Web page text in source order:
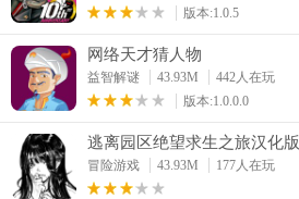
版本:1.0.5
网络天才猜人物
益智解谜 43.93M
442人在玩
版本:1.0.0.0
逃离园区绝望求生之旅汉化版
冒险游戏 43.93M
177人在玩